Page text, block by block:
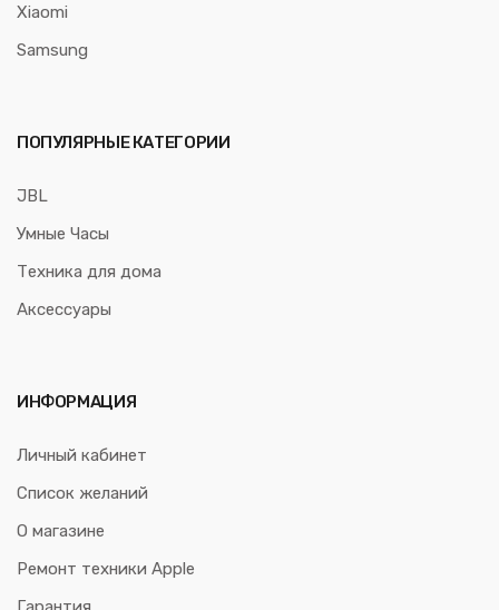
Xiaomi
Samsung
ПОПУЛЯРНЫЕ КАТЕГОРИИ
JBL
Умные Часы
Техника для дома
Аксессуары
ИНФОРМАЦИЯ
Личный кабинет
Список желаний
О магазине
Ремонт техники Apple